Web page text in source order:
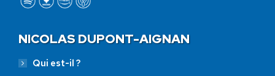
NICOLAS DUPONT-AIGNAN
Qui est-il ?